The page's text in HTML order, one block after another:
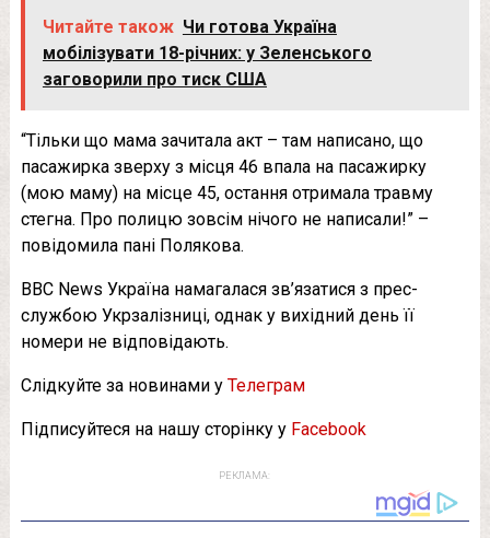
Читайте також Чи готова Україна
мобілізувати 18-річних: у Зеленського
заговорили про тиск США
“Тільки що мама зачитала акт – там написано, що
пасажирка зверху з місця 46 впала на пасажирку
(мою маму) на місце 45, остання отримала травму
стегна. Про полицю зовсім нічого не написали!” –
повідомила пані Полякова.
BBC News Україна намагалася зв’язатися з прес-
службою Укрзалізниці, однак у вихідний день її
номери не відповідають.
Слідкуйте за новинами у Телеграм
Підписуйтеся на нашу сторінку у Facebook
РЕКЛАМА: